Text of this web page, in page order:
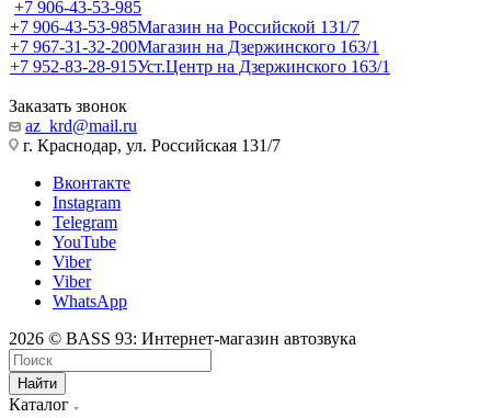
+7 906-43-53-985
+7 906-43-53-985Магазин на Российской 131/7
+7 967-31-32-200Магазин на Дзержинского 163/1
+7 952-83-28-915Уст.Центр на Дзержинского 163/1
Заказать звонок
az_krd@mail.ru
г. Краснодар, ул. Российская 131/7
Вконтакте
Instagram
Telegram
YouTube
Viber
Viber
WhatsApp
2026 © BASS 93: Интернет-магазин автозвука
Найти
Каталог